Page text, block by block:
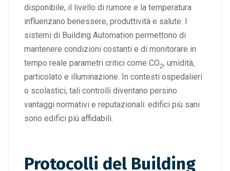
disponibile, il livello di rumore e la temperatura
influenzano benessere, produttività e salute. I
sistemi di Building Automation permettono di
mantenere condizioni costanti e di monitorare in
tempo reale parametri critici come CO2, umidità,
particolato e illuminazione. In contesti ospedalieri
o scolastici, tali controlli diventano persino
vantaggi normativi e reputazionali: edifici più sani
sono edifici più affidabili.
Protocolli del Building